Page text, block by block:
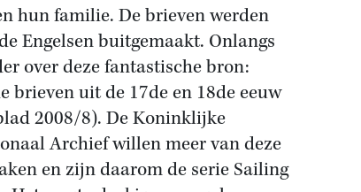
hun familie. De brieven werden
Engelsen buitgemaakt. Onlangs
over deze fantastische bron:
brieven uit de 17de en 18de eeuw
2008/8). De Koninklijke
Archief willen meer van deze
en zijn daarom de serie Sailing